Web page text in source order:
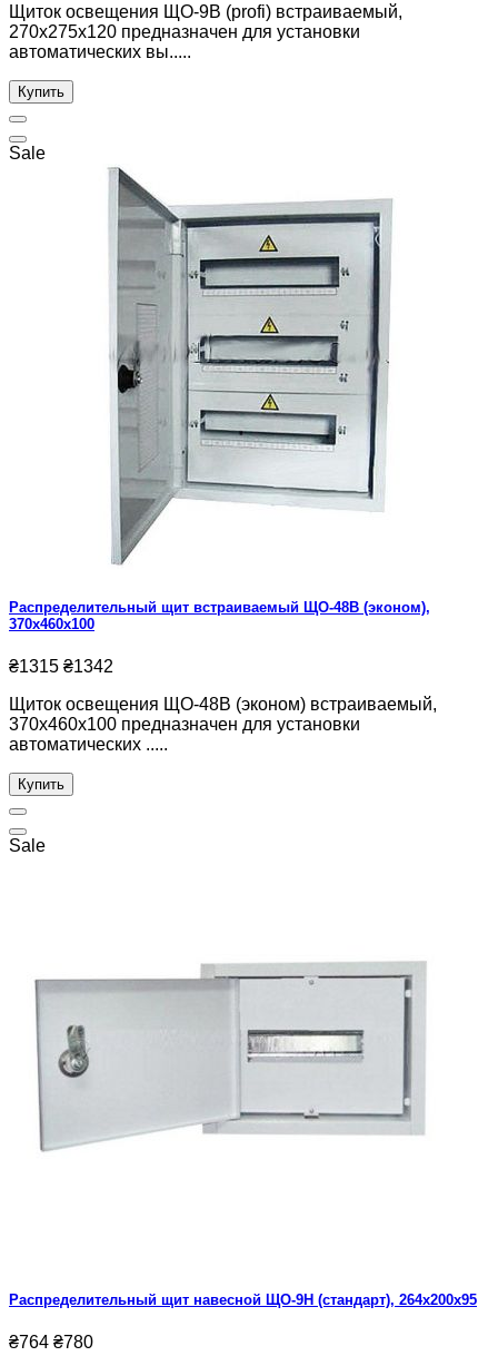
Щиток освещения ЩО-9В (profi) встраиваемый,
270x275x120 предназначен для установки
автоматических вы.....
Купить
Sale
Распределительный щит встраиваемый ЩО-48В (эконом),
370x460x100
₴1315 ₴1342
Щиток освещения ЩО-48В (эконом) встраиваемый,
370x460x100 предназначен для установки
автоматических .....
Купить
Sale
Распределительный щит навесной ЩО-9Н (стандарт), 264x200x95
₴764 ₴780